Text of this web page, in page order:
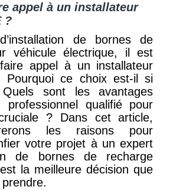
appel à un installateur
?
de bornes de
véhicule électrique, il est
appel à un installateur
Pourquoi ce choix est-il si
sont les avantages
professionnel qualifié pour
? Dans cet article,
les raisons pour
votre projet à un expert
de bornes de recharge
la meilleure décision que